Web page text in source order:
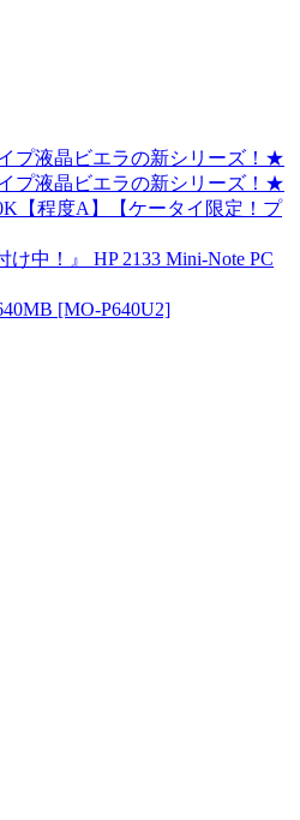
プ液晶ビエラの新シリーズ！★
プ液晶ビエラの新シリーズ！★
【程度A】【ケータイ限定！プ
中！』 HP 2133 Mini-Note PC
[MO-P640U2]